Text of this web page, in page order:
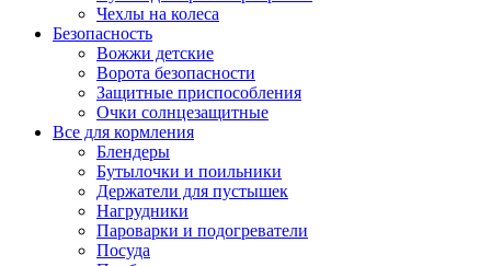
Чехлы на колеса
Безопасность
Вожжи детские
Ворота безопасности
Защитные приспособления
Очки солнцезащитные
Все для кормления
Блендеры
Бутылочки и поильники
Держатели для пустышек
Нагрудники
Пароварки и подогреватели
Посуда